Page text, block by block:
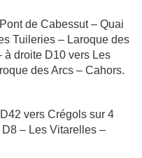
de Cabessut – Quai
Tuileries – Laroque des
à droite D10 vers Les
des Arcs – Cahors.
vers Crégols sur 4
– Les Vitarelles –